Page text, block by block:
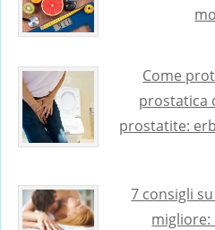
Come
prostatica
prostatite:
7 consigli
migliore: